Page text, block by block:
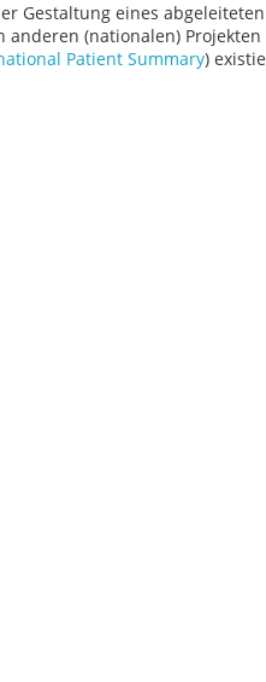
Gestaltung eines
anderen (nationalen)
Patient Summary)